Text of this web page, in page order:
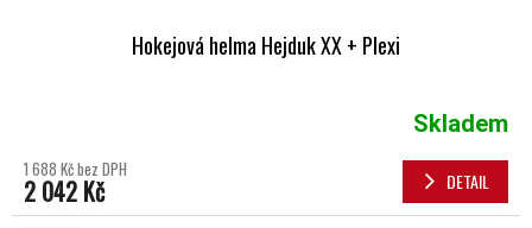
Hokejová helma Hejduk XX + Plexi
Skladem
1 688 Kč bez DPH
2 042 Kč DETAIL